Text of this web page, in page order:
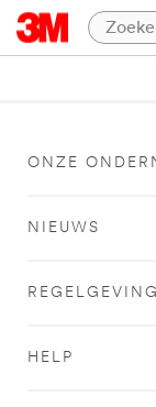
ONZE
NIEUWS
REGELGEVING
HELP